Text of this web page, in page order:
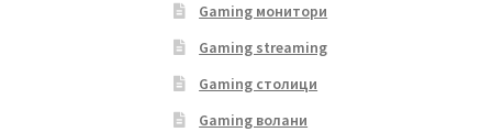
Gaming монитори
Gaming streaming
Gaming столици
Gaming волани